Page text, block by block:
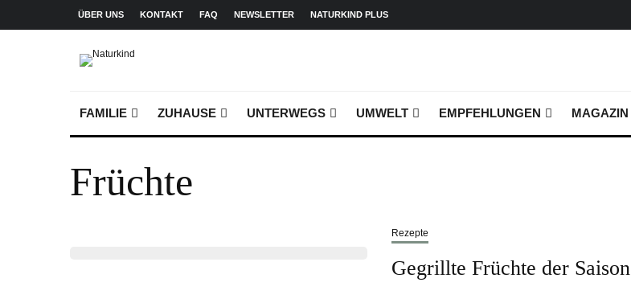
ÜBER UNS KONTAKT FAQ NEWSLETTER NATURKIND PLUS
FAMILIE ZUHAUSE UNTERWEGS UMWELT EMPFEHLUNGEN MAGAZIN
Früchte
Rezepte
Gegrillte Früchte der Saison